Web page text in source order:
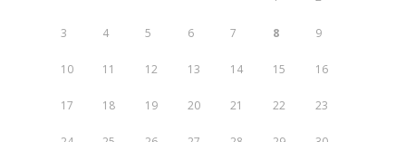
3 4 5 6 7 8 9
10 11 12 13 14 15 16
17 18 19 20 21 22 23